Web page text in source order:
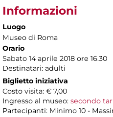
Informazioni
Luogo
Museo di Roma
Orario
Sabato 14 aprile 2018 ore 16.30
Destinatari: adulti
Biglietto iniziativa
Costo visita: € 7,00
Ingresso al museo: secondo
Partecipanti: Minimo 10 -